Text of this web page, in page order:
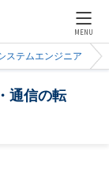
MENU
ステムエンジニア
通信の転